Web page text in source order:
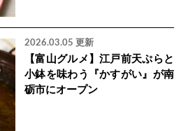
2026.03.05 更新
【富山グルメ】江戸前天ぷらと
小鉢を味わう『かすがい』が南
砺市にオープン